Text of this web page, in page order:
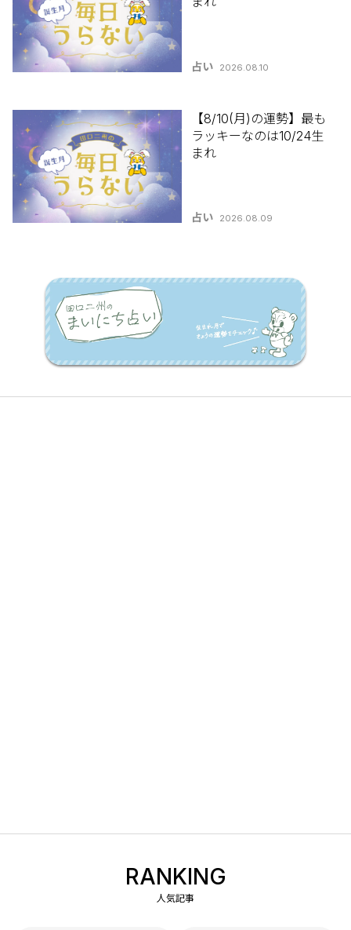
占い 2026.08.10
【8/10(月)の運勢】最も
ラッキーなのは10/24生
まれ
占い 2026.08.09
RANKING
人気記事